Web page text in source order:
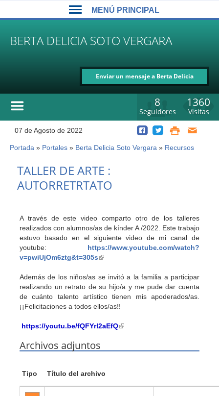
BERTA DELICIA SOTO VERGARA
Enviar un mensaje a Berta Delicia
1360
Visitas
8
Seguidores
07 de Agosto de 2022
Usted
está
aquí
Portada » Portales » Berta Delicia Soto Vergara » Recursos
TALLER DE ARTE :
AUTORRETRTATO
A través de este video comparto otro de los talleres
realizados con alumnos/as de kínder A /2022. Este trabajo
estuvo basado en el siguiente video de mi canal de
youtube: https://www.youtube.com/watch?
v=pwiUjOm6ztg&t=305s(link
external)
Además de los niños/as se invitó a la familia a participar
realizando un retrato de su hijo/a y me pude dar cuenta
de cuánto talento artístico tienen mis apoderados/as.
¡¡Felicitaciones a todos ellos/as!!
https://youtu.be/fQFYrl2aEfQ(link
Archivos adjuntos
Tipo Título del archivo
MENÚ PRINCIPAL
MENÚ
PRINCIPAL